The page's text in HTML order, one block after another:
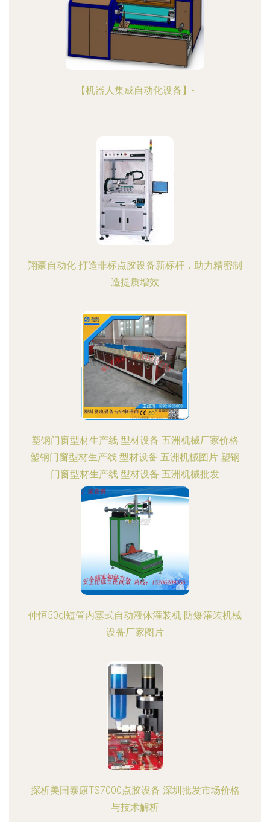
【机器人集成自动化设备】-
翔豪自动化 打造非标点胶设备新标杆，助力精密制
造提质增效
塑钢门窗型材生产线 型材设备 五洲机械厂家价格
塑钢门窗型材生产线 型材设备 五洲机械图片 塑钢
门窗型材生产线 型材设备 五洲机械批发
仲恒50gl短管内塞式自动液体灌装机 防爆灌装机械
设备厂家图片
探析美国泰康TS7000点胶设备 深圳批发市场价格
与技术解析